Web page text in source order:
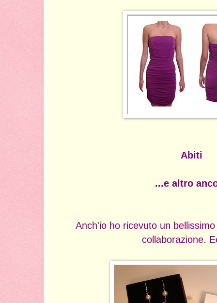
Abiti
...e altro
Anch'io ho ricevuto un
collaborazione.